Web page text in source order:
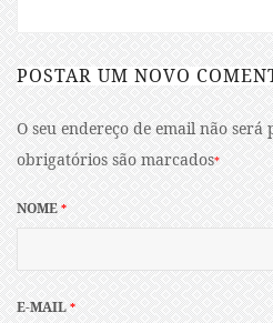
POSTAR UM NOVO
O seu endereço de email não será
obrigatórios são marcados*
NOME*
E-MAIL*